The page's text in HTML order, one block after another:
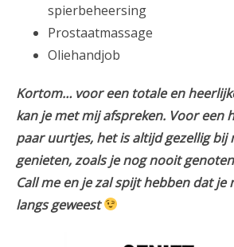
spierbeheersing
Prostaatmassage
Oliehandjob
Kortom… voor een totale en
kan je met mij afspreken. Voor een
paar uurtjes, het is altijd gezellig bij
genieten, zoals je nog nooit
Call me en je zal spijt hebben dat
langs geweest